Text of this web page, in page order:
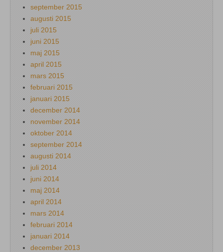
september 2015
augusti 2015
juli 2015
juni 2015
maj 2015
april 2015
mars 2015
februari 2015
januari 2015
december 2014
november 2014
oktober 2014
september 2014
augusti 2014
juli 2014
juni 2014
maj 2014
april 2014
mars 2014
februari 2014
januari 2014
december 2013